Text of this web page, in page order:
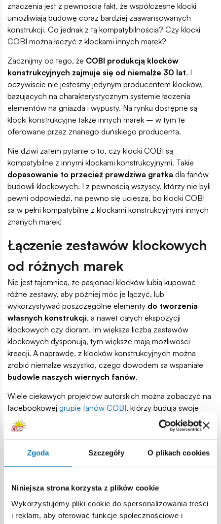
Zgoda Szczegóły O plikach cookies
Niniejsza strona korzysta z plików cookie
Wykorzystujemy pliki cookie do spersonalizowania treści
i reklam, aby oferować funkcje społecznościowe i
znaczenia jest z pewnością fakt, że współczesne klocki
umożliwiają budowę coraz bardziej zaawansowanych
konstrukcji. Co jednak z tą kompatybilnością? Czy klocki
COBI można łączyć z klockami innych marek?
Zacznijmy od tego, że COBI produkcją klocków
konstrukcyjnych zajmuje się od niemalże 30 lat. I
oczywiście nie jesteśmy jedynym producentem klocków,
bazujących na charakterystycznym systemie łączenia
elementów na gniazda i wypusty. Na rynku dostępne są
klocki konstrukcyjne także innych marek – w tym te
oferowane przez znanego duńskiego producenta.
Nie dziwi zatem pytanie o to, czy klocki COBI są
kompatybilne z innymi klockami konstrukcyjnymi. Takie
dopasowanie to przecież prawdziwa gratka dla fanów
budowli klockowych. I z pewnością wszyscy, którzy nie byli
pewni odpowiedzi, na pewno się ucieszą, bo klocki COBI
są w pełni kompatybilne z klockami konstrukcyjnymi innych
znanych marek!
Łączenie zestawów klockowych
od różnych marek
Nie jest tajemnicą, że pasjonaci klocków lubią kupować
różne zestawy, aby później móc je łączyć, lub
wykorzystywać poszczególne elementy do tworzenia
własnych konstrukcji, a nawet całych ekspozycji
klockowych czy dioram. Im większą liczbą zestawów
klockowych dysponują, tym większe mają możliwości
kreacji. A naprawdę, z klocków konstrukcyjnych można
zrobić niemalże wszystko, czego dowodem są wspaniałe
budowle naszych wiernych fanów.
Wiele ciekawych projektów autorskich można zobaczyć na
facebookowej grupie fanów COBI, którzy budują swoje
własne
, wprowadzają
modyfikacje do istniejących konstrukcji i tworzą wiele
jedynym ograniczeniem dla pasjonatów klocków jest tak
naprawdę tylko wyobraźnia.
Produkcja klocków COBI
Klocki COBI, podobnie jak klocki innych znanych marek, z
którymi są kompatybilne, produkowane są ze specjalnych